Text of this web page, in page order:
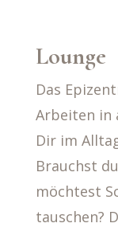
Lounge
Das
Arbeiten in
Dir im
Brauchst
möchtest
tauschen?